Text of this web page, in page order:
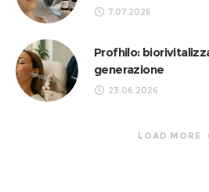
7.07.2026
Profhilo:
generazione
23.06.2026
LOAD MORE